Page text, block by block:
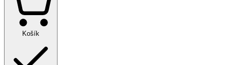
Košík